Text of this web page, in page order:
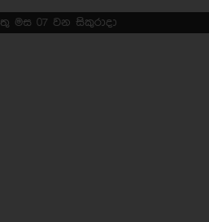
මස 07 වන සිකුරාදා